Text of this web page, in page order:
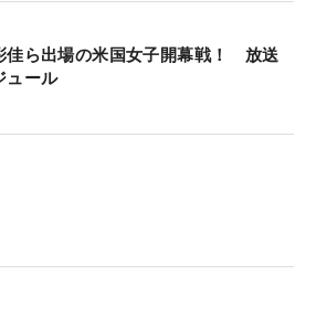
佳ら出場の米国女子開幕戦！ 放送
ュール